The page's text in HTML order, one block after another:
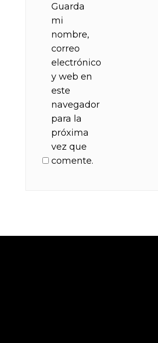
Guarda
mi
nombre,
correo
electrónico
y web en
este
navegador
para la
próxima
vez que
comente.